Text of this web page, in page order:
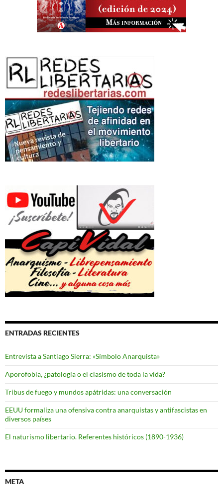
ENTRADAS RECIENTES
Entrevista a Santiago Sierra: «Símbolo Anarquista»
Aporofobia, ¿patología o el clasismo de toda la vida?
Tribus de fuego y mundos apátridas: una conversación
EEUU formaliza una ofensiva contra anarquistas y antifascistas en
diversos países
El naturismo libertario. Referentes históricos (1890-1936)
META